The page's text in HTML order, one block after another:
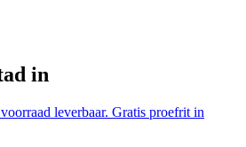
in
leverbaar. Gratis proefrit in